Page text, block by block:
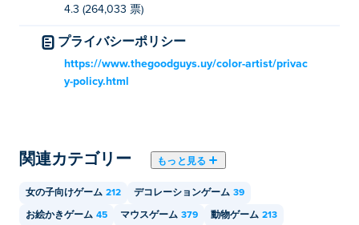
4.3 (264,033 票)
プライバシーポリシー
https://www.thegoodguys.uy/color-artist/privac
y-policy.html
関連カテゴリー もっと見る
女の子向けゲーム 212 デコレーションゲーム 39
お絵かきゲーム 45 マウスゲーム 379 動物ゲーム 213